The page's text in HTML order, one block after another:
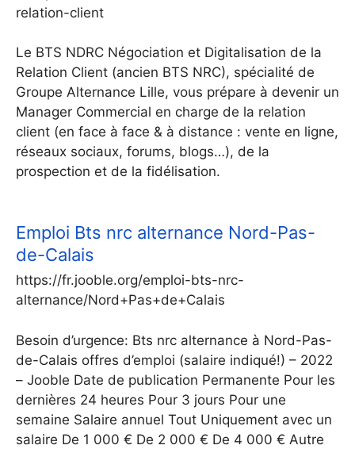
relation-client
Le BTS NDRC Négociation et Digitalisation de la
Relation Client (ancien BTS NRC), spécialité de
Groupe Alternance Lille, vous prépare à devenir un
Manager Commercial en charge de la relation
client (en face à face & à distance : vente en ligne,
réseaux sociaux, forums, blogs…), de la
prospection et de la fidélisation.
Emploi Bts nrc alternance Nord-Pas-
de-Calais
https://fr.jooble.org/emploi-bts-nrc-
alternance/Nord+Pas+de+Calais
Besoin d’urgence: Bts nrc alternance à Nord-Pas-
de-Calais offres d’emploi (salaire indiqué!) – 2022
– Jooble Date de publication Permanente Pour les
dernières 24 heures Pour 3 jours Pour une
semaine Salaire annuel Tout Uniquement avec un
salaire De 1 000 € De 2 000 € De 4 000 € Autre